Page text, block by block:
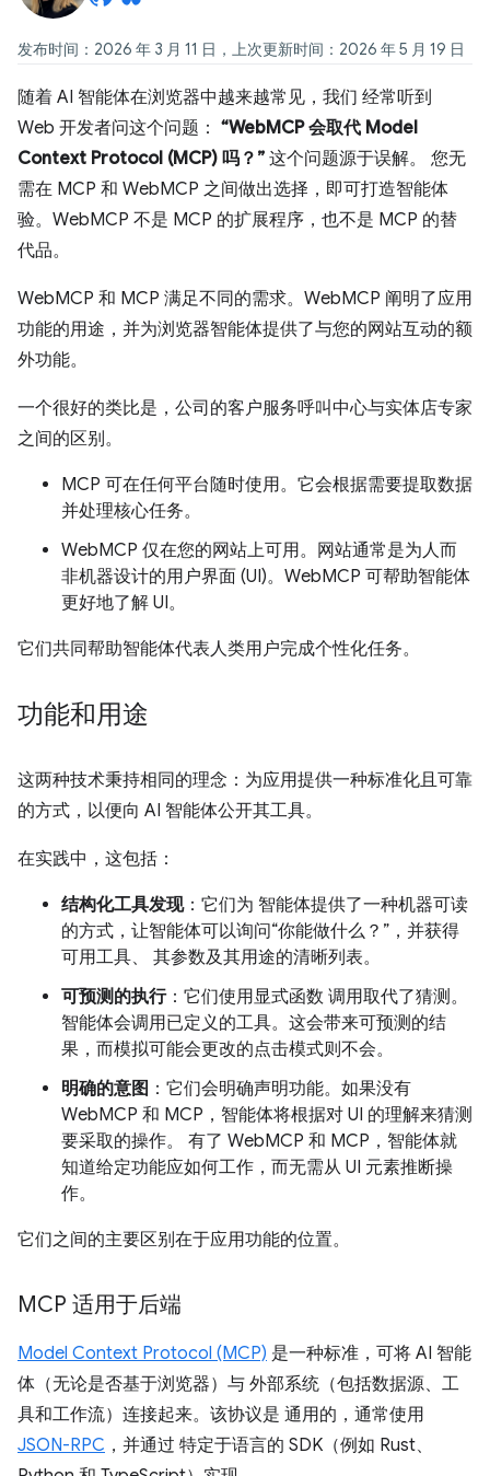
发布时间：2026 年 3 月 11 日，上次更新时间：2026 年 5 月 19 日
随着 AI 智能体在浏览器中越来越常见，我们 经常听到
Web 开发者问这个问题： “WebMCP 会取代 Model
Context Protocol (MCP) 吗？” 这个问题源于误解。 您无
需在 MCP 和 WebMCP 之间做出选择，即可打造智能体
验。WebMCP 不是 MCP 的扩展程序，也不是 MCP 的替
代品。
WebMCP 和 MCP 满足不同的需求。WebMCP 阐明了应用
功能的用途，并为浏览器智能体提供了与您的网站互动的额
外功能。
一个很好的类比是，公司的客户服务呼叫中心与实体店专家
之间的区别。
MCP 可在任何平台随时使用。它会根据需要提取数据
并处理核心任务。
WebMCP 仅在您的网站上可用。网站通常是为人而
非机器设计的用户界面 (UI)。WebMCP 可帮助智能体
更好地了解 UI。
它们共同帮助智能体代表人类用户完成个性化任务。
功能和用途
这两种技术秉持相同的理念：为应用提供一种标准化且可靠
的方式，以便向 AI 智能体公开其工具。
在实践中，这包括：
结构化工具发现：它们为 智能体提供了一种机器可读
的方式，让智能体可以询问“你能做什么？”，并获得
可用工具、 其参数及其用途的清晰列表。
可预测的执行：它们使用显式函数 调用取代了猜测。
智能体会调用已定义的工具。这会带来可预测的结
果，而模拟可能会更改的点击模式则不会。
明确的意图 ：它们会明确声明功能。如果没有
WebMCP 和 MCP，智能体将根据对 UI 的理解来猜测
要采取的操作。 有了 WebMCP 和 MCP，智能体就
知道给定功能应如何工作，而无需从 UI 元素推断操
作。
它们之间的主要区别在于应用功能的位置。
MCP 适用于后端
Model Context Protocol (MCP) 是一种标准，可将 AI 智能
体（无论是否基于浏览器）与 外部系统（包括数据源、工
具和工作流）连接起来。该协议是 通用的，通常使用
JSON-RPC ，并通过 特定于语言的 SDK（例如 Rust、